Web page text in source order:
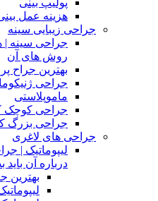
هزینه عمل
جراحی زیبایی سینه
جراحی سینه |
روش های آن
بهترین جراح
جراحی
ماموپلاستی
جراحی کوچک
جراحی بزرگ
جراحی های لاغری
لیپوماتیک |
درباره آن باید
بهترین